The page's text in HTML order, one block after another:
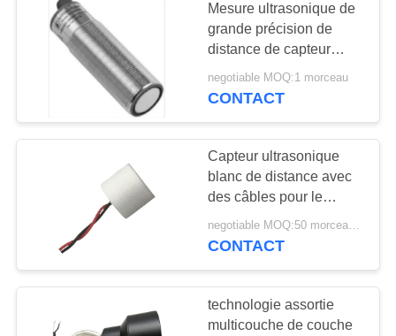
DEMANDEZ
UNE
CITATION
PLAN
PRIVACY
POLICY
Capteur de niveau
ultrasonique
Poudre de PZT
Mesure ultrasonique de
grande précision de
distance de capteur
avec le logement en
laiton de tuyau
negotiable MOQ:1 morceau
CONTACT
Capteur ultrasonique
blanc de distance avec
des câbles pour le
détecteur de feuille de
Dobule
negotiable MOQ:50 morceaux/morceaux
CONTACT
technologie assortie
multicouche de couche